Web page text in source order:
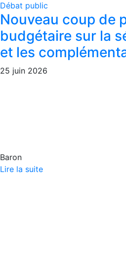
Débat public
Nouveau coup de
budgétaire sur la
et les
25 juin 2026
Baron
Lire la suite